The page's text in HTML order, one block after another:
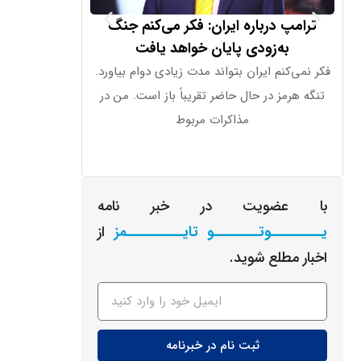
ترامپ درباره ایران: فکر می‌کنم جنگ
به‌زودی پایان خواهد یافت
فکر نمی‌کنم ایران بتواند مدت زیادی دوام بیاورد.
تنگه هرمز در حال حاضر تقریباً باز است. من در
مذاکرات مربوط
با عضویت در خبر نامه
یـــــــــوتــــــــو تایــــــــــمز از
اخبار مطلع شوید.
ثبت نام در خبرنامه